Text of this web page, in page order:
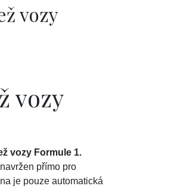
vozy
vozy
vozy Formule 1.
přímo pro
je pouze automatická